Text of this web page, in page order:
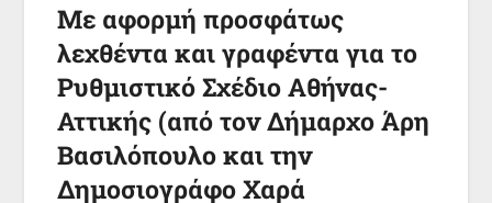
Με αφορμή προσφάτως
λεχθέντα και γραφέντα για το
Ρυθμιστικό Σχέδιο Αθήνας-
Αττικής (από τον Δήμαρχο Άρη
Βασιλόπουλο και την
Δημοσιογράφο Χαρά